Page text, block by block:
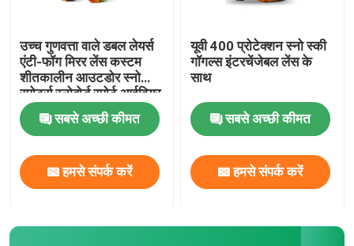
उच्च गुणवत्ता वाले डबल लेयर्स
एंटी-फॉग मिरर लेंस कस्टम
शीतकालीन आउटडोर स्नो
स्पोर्ट्स स्नोबोर्ड स्पोर्ट आईवियर
स्की गॉगल्स
सबसे अच्छी कीमत
हमसे संपर्क करें
यूवी 400 प्रोटेक्शन स्नो स्की
गॉगल्स इंटरचेंजेबल लेंस के
साथ
सबसे अच्छी कीमत
हमसे संपर्क करें